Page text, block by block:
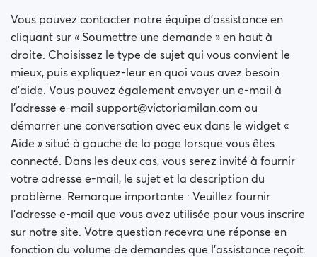
Vous pouvez contacter notre équipe d’assistance en
cliquant sur « Soumettre une demande » en haut à
droite. Choisissez le type de sujet qui vous convient le
mieux, puis expliquez-leur en quoi vous avez besoin
d’aide. Vous pouvez également envoyer un e-mail à
l’adresse e-mail support@victoriamilan.com ou
démarrer une conversation avec eux dans le widget «
Aide » situé à gauche de la page lorsque vous êtes
connecté. Dans les deux cas, vous serez invité à fournir
votre adresse e-mail, le sujet et la description du
problème. Remarque importante : Veuillez fournir
l’adresse e-mail que vous avez utilisée pour vous inscrire
sur notre site. Votre question recevra une réponse en
fonction du volume de demandes que l’assistance reçoit.